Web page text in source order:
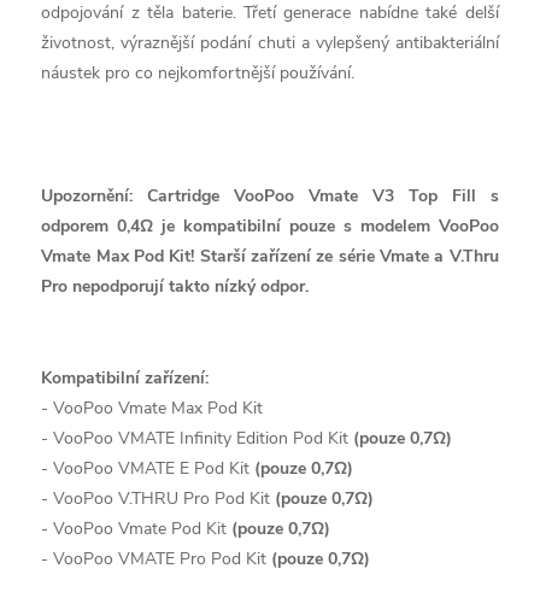
odpojování z těla baterie. Třetí generace nabídne také delší
životnost, výraznější podání chuti a vylepšený antibakteriální
náustek pro co nejkomfortnější používání.
Upozornění: Cartridge VooPoo Vmate V3 Top Fill s
odporem 0,4Ω je kompatibilní pouze s modelem VooPoo
Vmate Max Pod Kit! Starší zařízení ze série Vmate a V.Thru
Pro nepodporují takto nízký odpor.
Kompatibilní zařízení:
- VooPoo Vmate Max Pod Kit
- VooPoo VMATE Infinity Edition Pod Kit (pouze 0,7Ω)
- VooPoo VMATE E Pod Kit (pouze 0,7Ω)
- VooPoo V.THRU Pro Pod Kit (pouze 0,7Ω)
- VooPoo Vmate Pod Kit (pouze 0,7Ω)
- VooPoo VMATE Pro Pod Kit (pouze 0,7Ω)